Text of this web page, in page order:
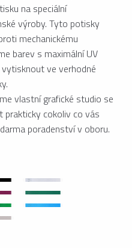
na speciální
výroby. Tyto potisky
mechanickému
barev s maximální UV
ve verhodné
vlastní grafické studio se
prakticky cokoliv co vás
poradenství v oboru.